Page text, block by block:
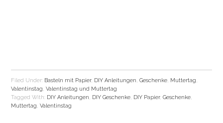
Filed Under: Basteln mit Papier, DIY Anleitungen ,Geschenke Muttertag
Valentinstag ,Valentinstag und Muttertag
Tagged With: DIY Anleitungen DIY Geschenke DIY Papier,Geschenke
Muttertag ,Valentinstag